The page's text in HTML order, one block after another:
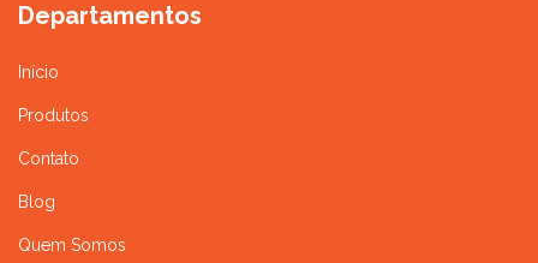
Departamentos
Início
Produtos
Contato
Blog
Quem Somos